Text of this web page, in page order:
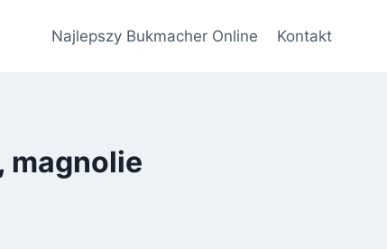
Najlepszy Bukmacher Online Kontakt
magnolie